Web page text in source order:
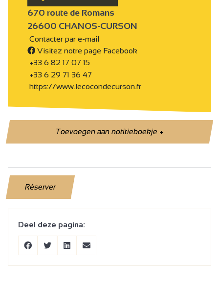
670 route de Romans
26600 CHANOS-CURSON
Contacter par e-mail
Visitez notre page Facebook
+33 6 82 17 07 15
+33 6 29 71 36 47
https://www.lecocondecurson.fr
Toevoegen aan notitieboekje+
Réserver
Deel deze pagina: